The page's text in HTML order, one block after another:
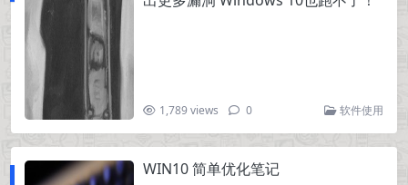
1,789 views 0 软件使用
WIN10 简单优化笔记